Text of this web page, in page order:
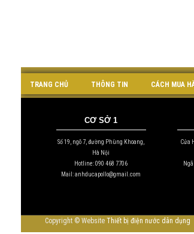
TRANG CHỦ THÔNG TIN CÁCH MUA
CƠ SỞ 1
Số 19, ngõ 7, đường Phùng Khoang,
Hà Nội
Hotline: 090 468 7706
Mail: anhducapollo@gmail.com
Cửa
Copyright © Website Thiết bị điện nước dân dụng